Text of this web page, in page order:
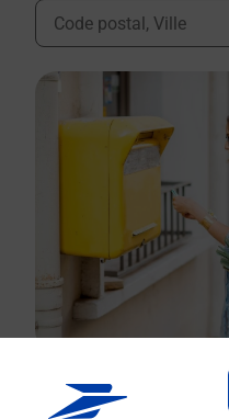
Ville, Département, Code